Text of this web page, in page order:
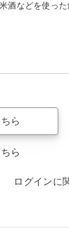
酒などを使った
ら
ら
ログインに